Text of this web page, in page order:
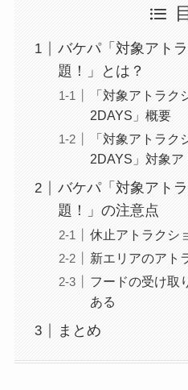
バケパ「対象アト
題！」とは？
「対象アトラク
2DAYS」概要
「対象アトラク
2DAYS」対象ア
バケパ「対象アト
題！」の注意点
休止アトラクシ
新エリアのアト
フードの受け取
ある
まとめ